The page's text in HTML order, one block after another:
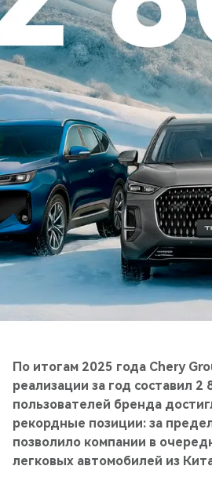
По итогам 2025 года Chery
реализации за год составил 2
пользователей бренда
рекордные позиции: за
позволило компании в
легковых автомобилей из